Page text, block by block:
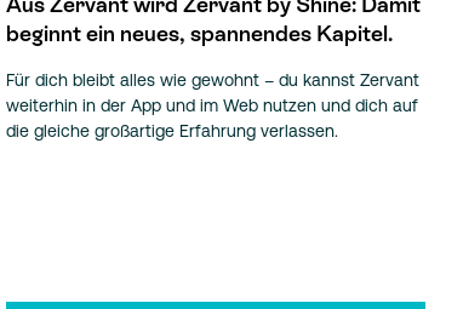
beginnt ein neues, spannendes Kapitel.
Für dich bleibt alles wie gewohnt – du kannst Zervant
weiterhin in der App und im Web nutzen und dich auf
die gleiche großartige Erfahrung verlassen.